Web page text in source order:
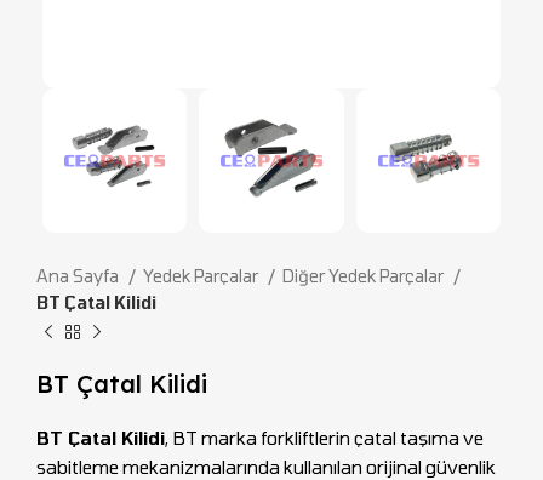
Ana Sayfa Yedek Parçalar
Diğer Yedek Parçalar
BT Çatal Kilidi
BT Çatal Kilidi
BT Çatal Kilidi, BT marka forkliftlerin çatal taşıma ve
sabitleme mekanizmalarında kullanılan orijinal güvenlik